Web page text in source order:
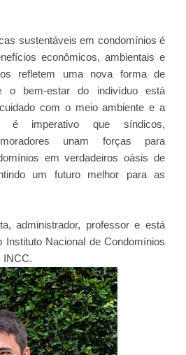
sustentáveis em condomínios é
econômicos, ambientais e
refletem uma nova forma de
o bem-estar do indivíduo está
com o meio ambiente e a
é imperativo que síndicos,
unam forças para
em verdadeiros oásis de
um futuro melhor para as
administrador, professor e está
Instituto Nacional de Condomínios
INCC.